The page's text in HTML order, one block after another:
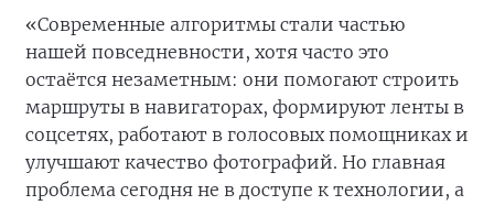
«Современные алгоритмы стали частью
нашей повседневности, хотя часто это
остаётся незаметным: они помогают строить
маршруты в навигаторах, формируют ленты в
соцсетях, работают в голосовых помощниках и
улучшают качество фотографий. Но главная
проблема сегодня не в доступе к технологии, а